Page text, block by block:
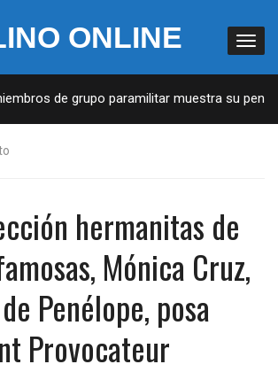
ONLINE
grupo paramilitar muestra su penetración en
hermanitas de
Mónica Cruz,
Penélope, posa
Provocateur